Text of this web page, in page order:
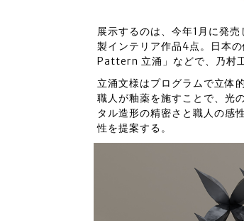
展示するのは、今年1月に発
製インテリア作品4点。日本
Pattern 立涌」などで、乃村
立涌文様はプログラムで立体
職人が釉薬を施すことで、光
タル造形の精密さと職人の感
性を提案する。